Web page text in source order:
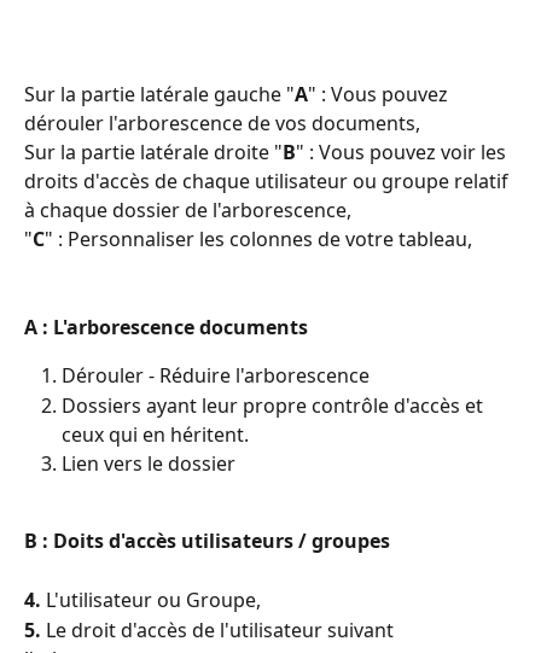
Sur la partie latérale gauche "A" : Vous pouvez
dérouler l'arborescence de vos documents,
Sur la partie latérale droite "B" : Vous pouvez voir les
droits d'accès de chaque utilisateur ou groupe relatif
à chaque dossier de l'arborescence,
"C" : Personnaliser les colonnes de votre tableau,
A : L'arborescence documents
Dérouler - Réduire l'arborescence
Dossiers ayant leur propre contrôle d'accès et
ceux qui en héritent.
Lien vers le dossier
B : Doits d'accès utilisateurs / groupes
4. L'utilisateur ou Groupe,
5. Le droit d'accès de l'utilisateur suivant